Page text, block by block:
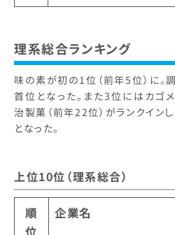
理系総合ランキング
味の素が初の1位（前年5位）に。
首位となった。また3位にはカゴ
治製菓（前年22位）がランクイン
となった。
上位10位（理系総合）
順
位
企業名